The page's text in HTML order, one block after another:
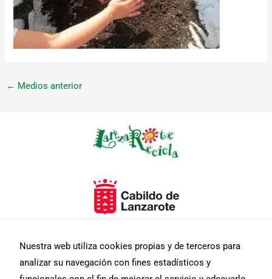
← Medios anterior
Nuestra web utiliza cookies propias y de terceros para
analizar su navegación con fines estadísticos y
Necesarias
Estas
cookies no
son
necesarias
para que
Estadísticas
Para que